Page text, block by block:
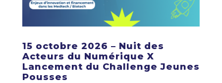
15 octobre 2026 – Nuit des
Acteurs du Numérique X
Lancement du Challenge Jeunes
Pousses